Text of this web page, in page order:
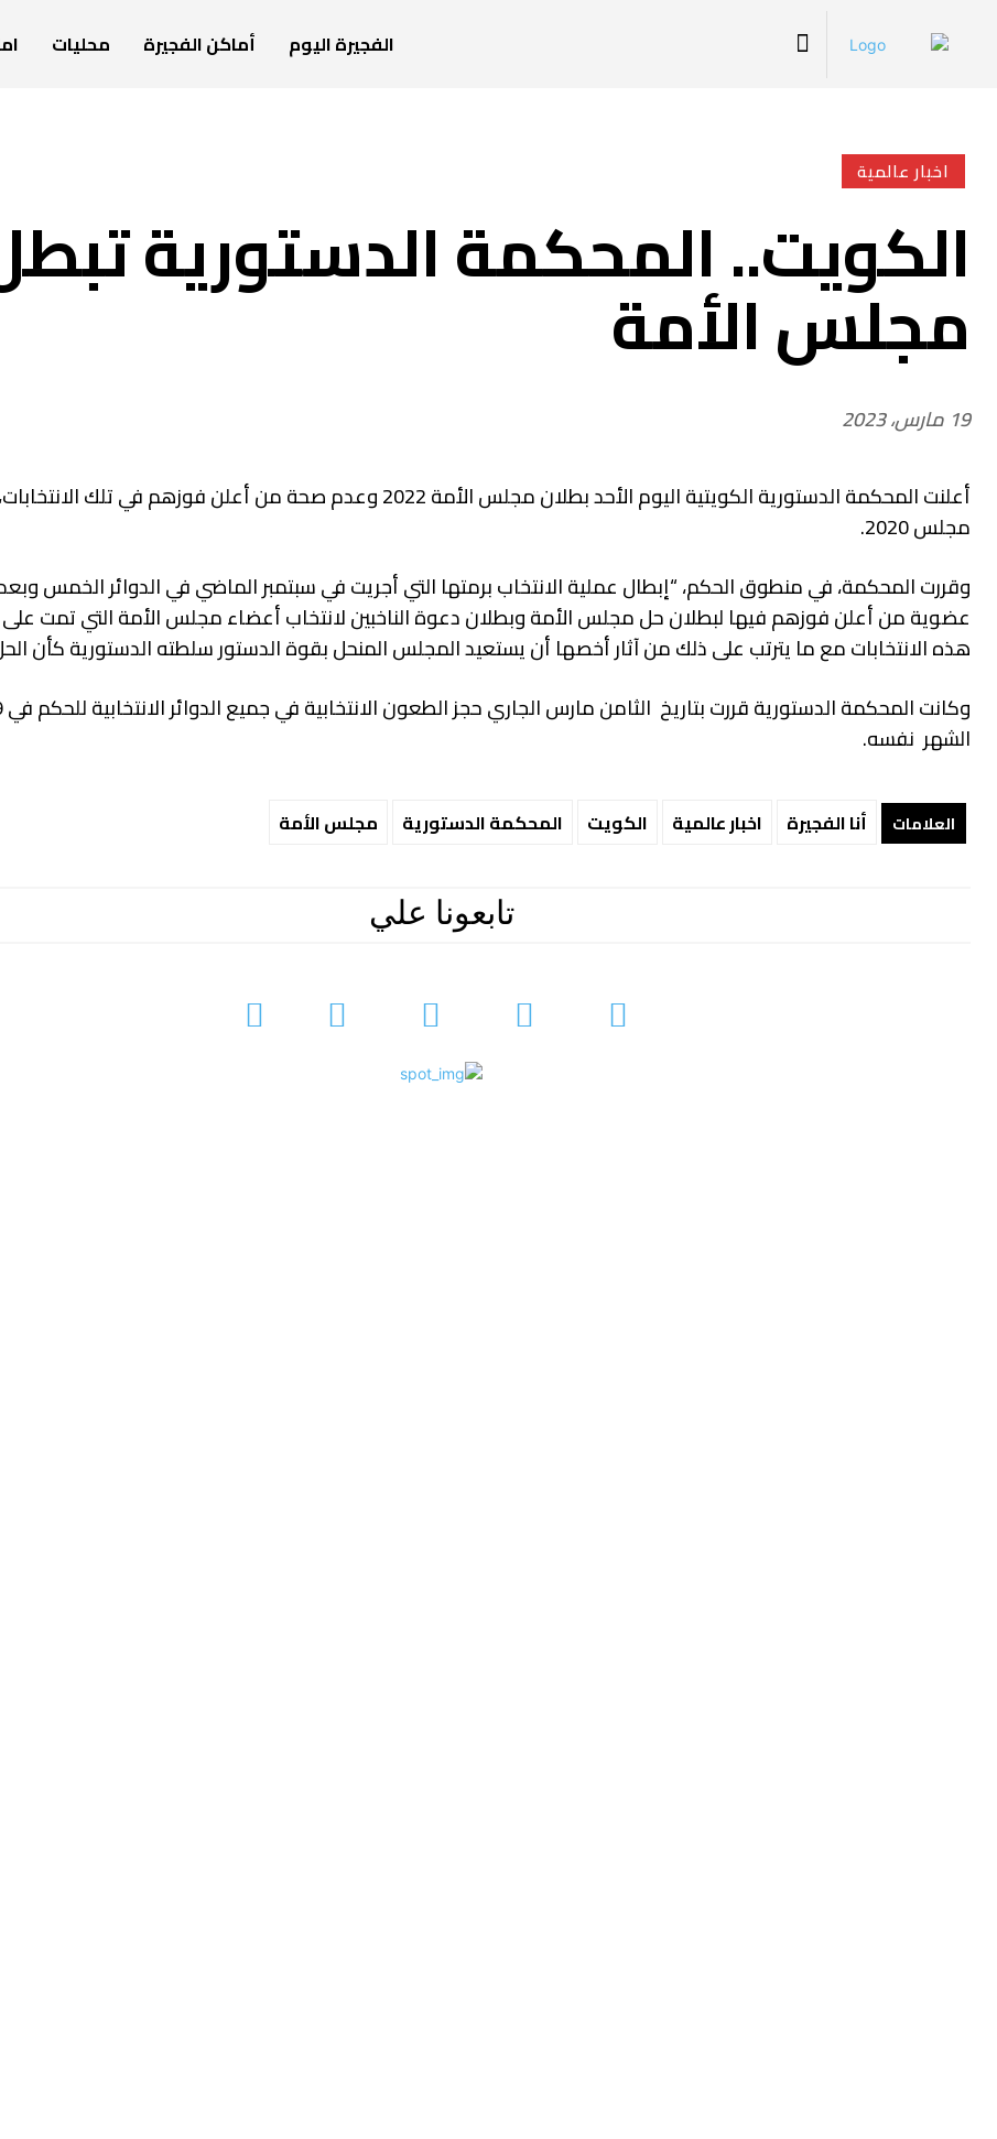
الفجيرة اليوم أماكن الفجيرة محليات
اخبار عالمية
الكويت.. المحكمة الدستورية
مجلس الأمة
19 مارس، 2023
أعلنت المحكمة الدستورية الكويتية اليوم الأحد بطلان مجلس الأمة 2022 وعدم صحة من أعلن فوزهم في تلك
مجلس 2020.
وقررت المحكمة، في منطوق الحكم، “إبطال عملية الانتخاب برمتها التي أجريت في سبتمبر الماضي في الدوائر الخمس
عضوية من أعلن فوزهم فيها لبطلان حل مجلس الأمة وبطلان دعوة الناخبين لانتخاب أعضاء مجلس الأمة التي تمت
هذه الانتخابات مع ما يترتب على ذلك من آثار أخصها أن يستعيد المجلس المنحل بقوة الدستور سلطته الدستورية كأن
الشهر نفسه.
العلامات أنا الفجيرة اخبار عالمية الكويت المحكمة الدستورية مجلس الأمة
تابعونا علي